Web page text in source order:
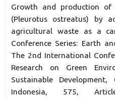
Growth and production of
(Pleurotus ostreatus) by
agricultural waste as a
Conference Series: Earth
The 2nd International
Research on Green
Sustainable Development,
Indonesia, 575,